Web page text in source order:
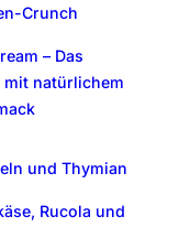
Crunch
– Das
mit natürlichem
und Thymian
Rucola und